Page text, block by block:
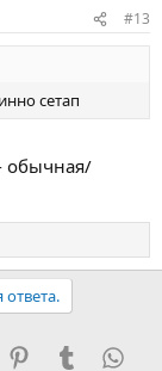
#13
сетап
обычная/
PinterestTumblr